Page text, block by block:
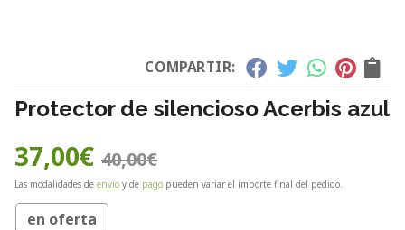
COMPARTIR:
Protector de silencioso Acerbis azul
37,00€ 40,00€
Las modalidades de envío y de pago pueden variar el importe final del pedido.
en oferta